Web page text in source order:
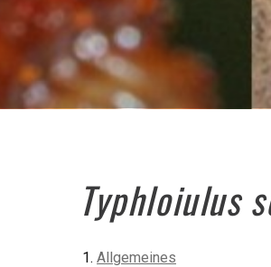
Typhloiulus
Allgemeines